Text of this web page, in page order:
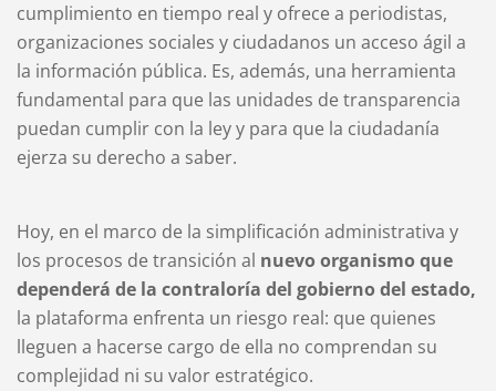
cumplimiento en tiempo real y ofrece a periodistas,
organizaciones sociales y ciudadanos un acceso ágil a
la información pública. Es, además, una herramienta
fundamental para que las unidades de transparencia
puedan cumplir con la ley y para que la ciudadanía
ejerza su derecho a saber.
Hoy, en el marco de la simplificación administrativa y
los procesos de transición al nuevo organismo que
dependerá de la contraloría del gobierno del estado,
la plataforma enfrenta un riesgo real: que quienes
lleguen a hacerse cargo de ella no comprendan su
complejidad ni su valor estratégico.